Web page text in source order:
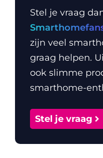
Stel je vraag
zijn veel
graag helpen.
ook slimme
smarthome-
Stel je vraag